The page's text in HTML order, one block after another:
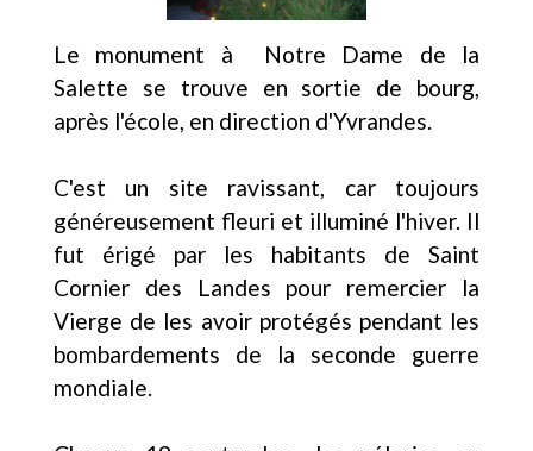
Le monument à Notre Dame de la
Salette se trouve en sortie de bourg,
après l'école, en direction d'Yvrandes.
C'est un site ravissant, car toujours
généreusement fleuri et illuminé l'hiver. Il
fut érigé par les habitants de Saint
Cornier des Landes pour remercier la
Vierge de les avoir protégés pendant les
bombardements de la seconde guerre
mondiale.